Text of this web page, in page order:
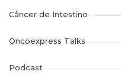
Câncer de Intestino
Oncoexpress Talks
Podcast